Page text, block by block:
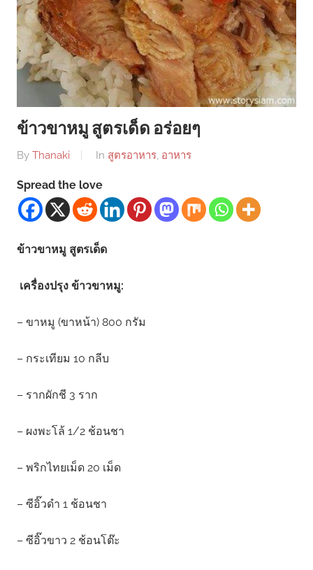
ข้าวขาหมู สูตรเด็ด อร่อยๆ
By Thanaki In สูตรอาหาร, อาหาร
Spread the love
ข้าวขาหมู สูตรเด็ด
เครื่องปรุง ข้าวขาหมู:
– ขาหมู (ขาหน้า) 800 กรัม
– กระเทียม 10 กลีบ
– รากผักชี 3 ราก
– ผงพะโล้ 1/2 ช้อนชา
– พริกไทยเม็ด 20 เม็ด
– ซีอิ๊วดำ 1 ช้อนชา
– ซีอิ๊วขาว 2 ช้อนโต๊ะ